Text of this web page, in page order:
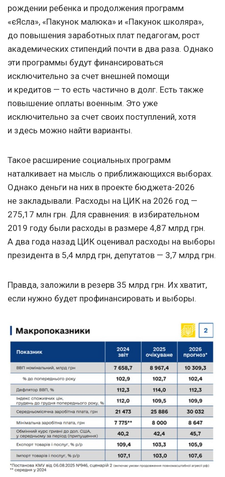
рождении ребенка и продолжения программ
«єЯсла», «Пакунок малюка» и «Пакунок школяра»,
до повышения заработных плат педагогам, рост
академических стипендий почти в два раза. Однако
эти программы будут финансироваться
исключительно за счет внешней помощи
и кредитов — то есть частично в долг. Есть также
повышение оплаты военным. Это уже
исключительно за счет своих поступлений, хотя
и здесь можно найти варианты.
Такое расширение социальных программ
наталкивает на мысль о приближающихся выборах.
Однако деньги на них в проекте бюджета-2026
не закладывали. Расходы на ЦИК на 2026 год —
275,17 млн грн. Для сравнения: в избирательном
2019 году были расходы в размере 4,87 млрд грн.
А два года назад ЦИК оценивал расходы на выборы
президента в 5,4 млрд грн, депутатов — 3,7 млрд грн.
Правда, заложили в резерв 35 млрд грн. Их хватит,
если нужно будет профинансировать и выборы.